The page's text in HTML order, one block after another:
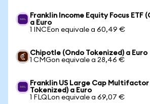
Franklin Income Equity Focus ETF
a Euro
1 INCEon equivale a 60,49 €
Chipotle (Ondo Tokenized) a Euro
1 CMGon equivale a 28,46 €
Franklin US Large Cap Multifactor
Tokenized) a Euro
1 FLQLon equivale a 69,07 €